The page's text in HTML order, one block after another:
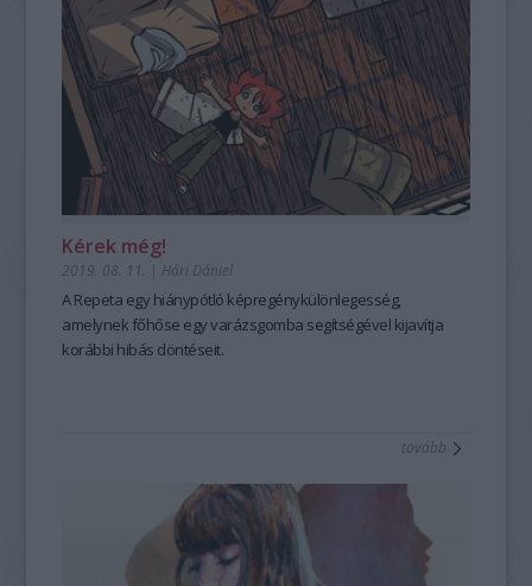
Kérek még!
2019. 08. 11. | Hári Dániel
ARepeta egy hiánypótló képregénykülönlegesség,
amelynek főhőse egy varázsgomba segítségével kijavítja
korábbi hibás döntéseit.
tovább